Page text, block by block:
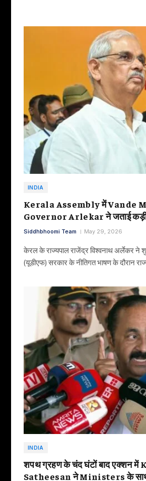
INDIA
Kerala Assembly में Vande
Governor Arlekar ने जताई कड़ी
Siddhbhoomi Team May 29, 2026
केरल के राज्यपाल राजेंद्र विश्वनाथ अर्लेकर ने
(यूडीएफ) सरकार के नीतिगत भाषण के दौरान
INDIA
शपथ ग्रहण के चंद घंटों बाद एक्शन में
Satheesan ने Ministers के साथ